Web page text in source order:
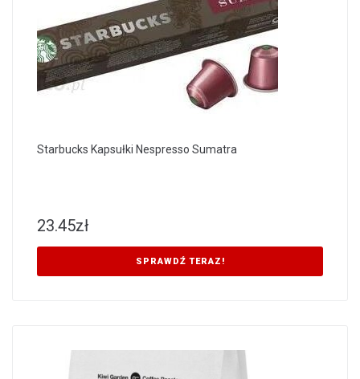
Starbucks Kapsułki Nespresso Sumatra
23.45zł
SPRAWDŹ TERAZ!